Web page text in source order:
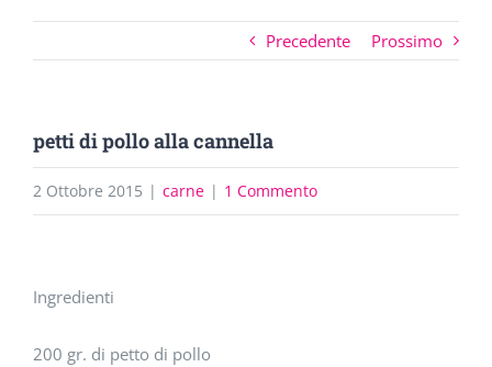
Precedente Prossimo
petti di pollo alla cannella
2 Ottobre 2015 | carne | 1 Commento
immagine
Ingredienti
200 gr. di petto di pollo